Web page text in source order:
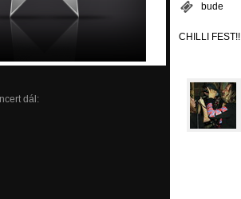
dál:
bude
CHILLI FEST!!